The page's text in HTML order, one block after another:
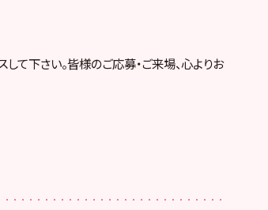
して下さい。皆様のご応募・ご来場、心よりお